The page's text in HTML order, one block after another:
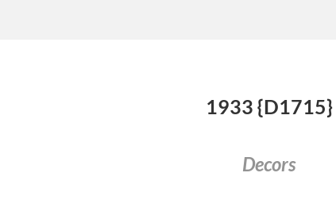
1933 {D1715}
Decors